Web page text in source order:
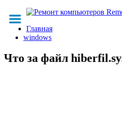
Главная
windows
Что за файл